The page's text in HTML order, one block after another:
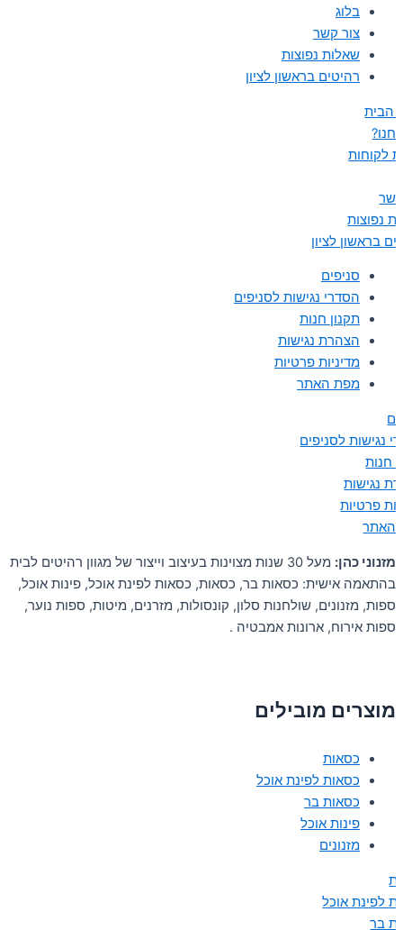
בלוג
צור קשר
שאלות נפוצות
רהיטים בראשון לציון
הבית
לקוחות
נפוצות
בראשון לציון
סניפים
הסדרי נגישות לסניפים
תקנון חנות
הצהרת נגישות
מדיניות פרטיות
מפת האתר
נגישות לסניפים
חנות
נגישות
פרטיות
האתר
מזנוני כהן:
מעל 30 שנות מצוינות בעיצוב וייצור של מגוון רהיטים לבית
בהתאמה אישית: כסאות בר, כסאות, כסאות לפינת אוכל, פינות אוכל,
ספות, מזנונים, שולחנות סלון, קונסולות, מזרנים, מיטות, ספות נוער,
ספות אירוח, ארונות אמבטיה .
מוצרים מובילים
כסאות
כסאות לפינת אוכל
כסאות בר
פינות אוכל
מזנונים
לפינת אוכל
בר